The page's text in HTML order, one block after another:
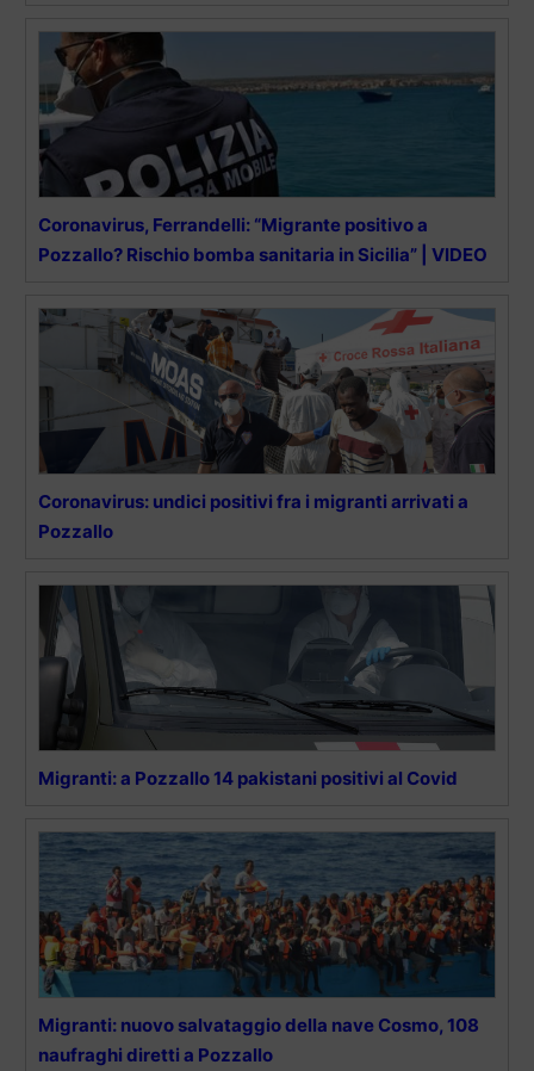
Coronavirus, Ferrandelli: “Migrante positivo a
Pozzallo? Rischio bomba sanitaria in Sicilia” | VIDEO
Coronavirus: undici positivi fra i migranti arrivati a
Pozzallo
Migranti: a Pozzallo 14 pakistani positivi al Covid
Migranti: nuovo salvataggio della nave Cosmo, 108
naufraghi diretti a Pozzallo